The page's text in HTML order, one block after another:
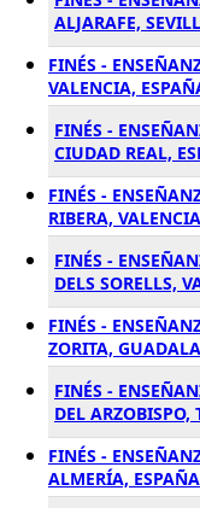
ALJARAFE,
FINÉS -
VALENCIA,
FINÉS -
CIUDAD REAL,
FINÉS -
RIBERA,
FINÉS -
DELS SORELLS,
FINÉS -
ZORITA,
FINÉS -
DEL ARZOBISPO,
FINÉS -
ALMERÍA, ESPAÑA